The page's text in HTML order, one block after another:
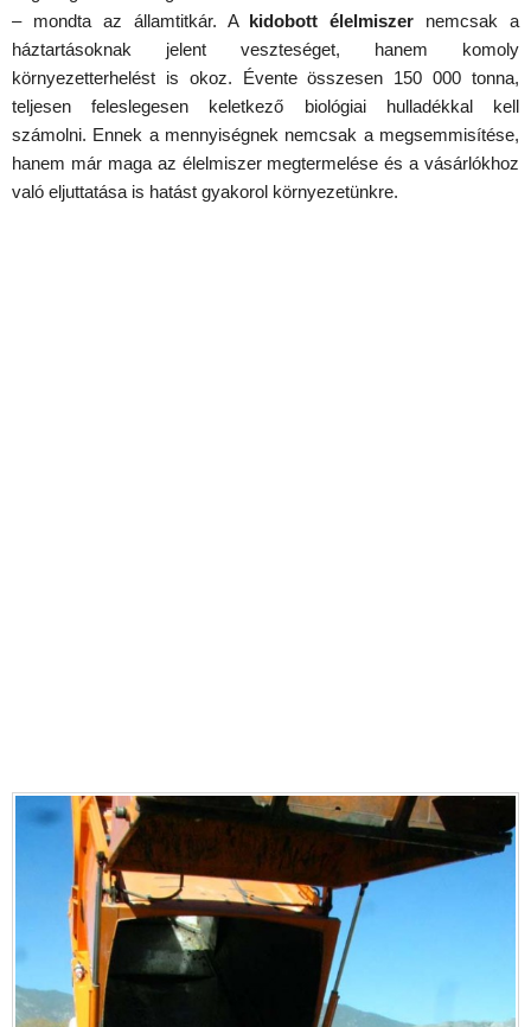
– mondta az államtitkár. A kidobott élelmiszer nemcsak a
háztartásoknak jelent veszteséget, hanem komoly
környezetterhelést is okoz. Évente összesen 150 000 tonna,
teljesen feleslegesen keletkező biológiai hulladékkal kell
számolni. Ennek a mennyiségnek nemcsak a megsemmisítése,
hanem már maga az élelmiszer megtermelése és a vásárlókhoz
való eljuttatása is hatást gyakorol környezetünkre.